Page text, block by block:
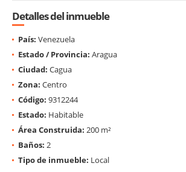
Detalles del inmueble
País: Venezuela
Estado / Provincia: Aragua
Ciudad: Cagua
Zona: Centro
Código: 9312244
Estado: Habitable
Área Construida: 200 m²
Baños: 2
Tipo de inmueble: Local